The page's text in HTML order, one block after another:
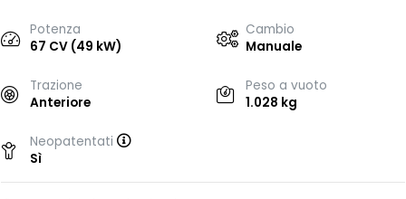
Potenza
67 CV (49 kW)
Cambio
Manuale
Trazione
Anteriore
Peso a vuoto
1.028 kg
Neopatentati
Sì